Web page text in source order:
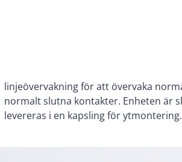
levereras i en kapsling för ytmontering.